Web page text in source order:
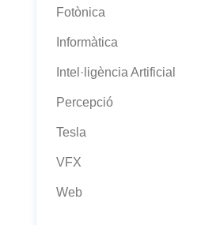
Fotònica
Informàtica
Intel·ligència Artificial
Percepció
Tesla
VFX
Web